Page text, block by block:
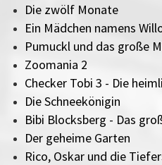
Die zwölf Monate
Ein Mädchen namens
Pumuckl und das große
Zoomania 2
Checker Tobi 3 - Die
Die Schneekönigin
Bibi Blocksberg - Das
Der geheime Garten
Rico, Oskar und die